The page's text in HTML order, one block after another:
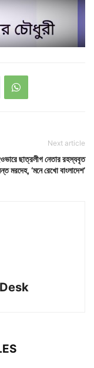
Next article
ছাত্রলীগ নেতার রহস্যবৃত
মরদেহ, ‘মনে রেখো বাংলাদেশ’